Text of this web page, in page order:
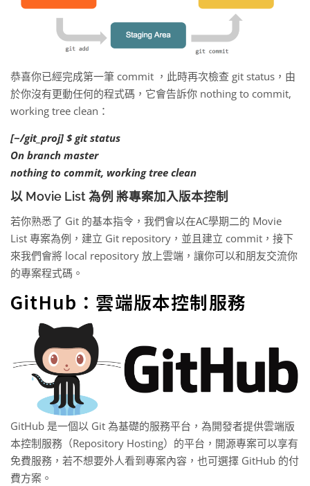
恭喜你已經完成第一筆 commit ，此時再次檢查 git status，由
於你沒有更動任何的程式碼，它會告訴你 nothing to commit,
working tree clean：
[~/git_proj] $ git status
On branch master
nothing to commit, working tree clean
以 Movie List 為例 將專案加入版本控制
若你熟悉了 Git 的基本指令，我們會以在AC學期二的 Movie
List 專案為例，建立 Git repository，並且建立 commit，接下
來我們會將 local repository 放上雲端，讓你可以和朋友交流你
的專案程式碼。
GitHub：雲端版本控制服務
GitHub 是一個以 Git 為基礎的服務平台，為開發者提供雲端版
本控制服務（Repository Hosting）的平台，開源專案可以享有
免費服務，若不想要外人看到專案內容，也可選擇 GitHub 的付
費方案。